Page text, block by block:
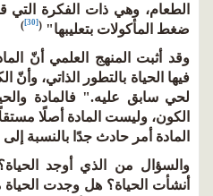
الطعام، وهي ذات الفكرة التي
ضغط المأكولات بتعليبها" (
[30]
)
وقد أثبت المنهج العلمي أنّ
فيها الحياة بالتطور الذاتي، وأنّ
لحي سابق عليه." فالمادة
الكون، وليست المادة أصلًا
المادة أمر حادث جدًا بالنسبة
والسؤال من الذي أوجد
أنشأت الحياة؟ هل وجدت